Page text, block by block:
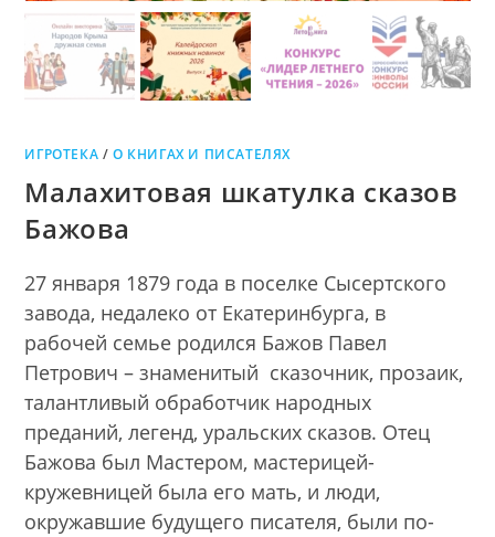
ИГРОТЕКА /О КНИГАХ И ПИСАТЕЛЯХ
Малахитовая шкатулка сказов
Бажова
27 января 1879 года в поселке Сысертского
завода, недалеко от Екатеринбурга, в
рабочей семье родился Бажов Павел
Петрович – знаменитый сказочник, прозаик,
талантливый обработчик народных
преданий, легенд, уральских сказов. Отец
Бажова был Мастером, мастерицей-
кружевницей была его мать, и люди,
окружавшие будущего писателя, были по-